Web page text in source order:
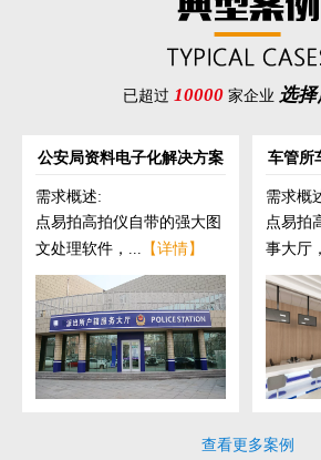
已超过 10000 家企业 选
公安局资料电子化解决方案
需求概述:
点易拍高拍仪自带的强大图
文处理软件，... 【详情】
车管所
需求概
点易拍
事大厅
查看更多案例